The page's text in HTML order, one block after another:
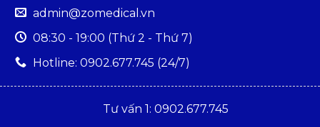
admin@zomedical.vn
08:30 - 19:00 (Thứ 2 - Thứ 7)
Hotline: 0902.677.745 (24/7)
Tư vấn 1: 0902.677.745